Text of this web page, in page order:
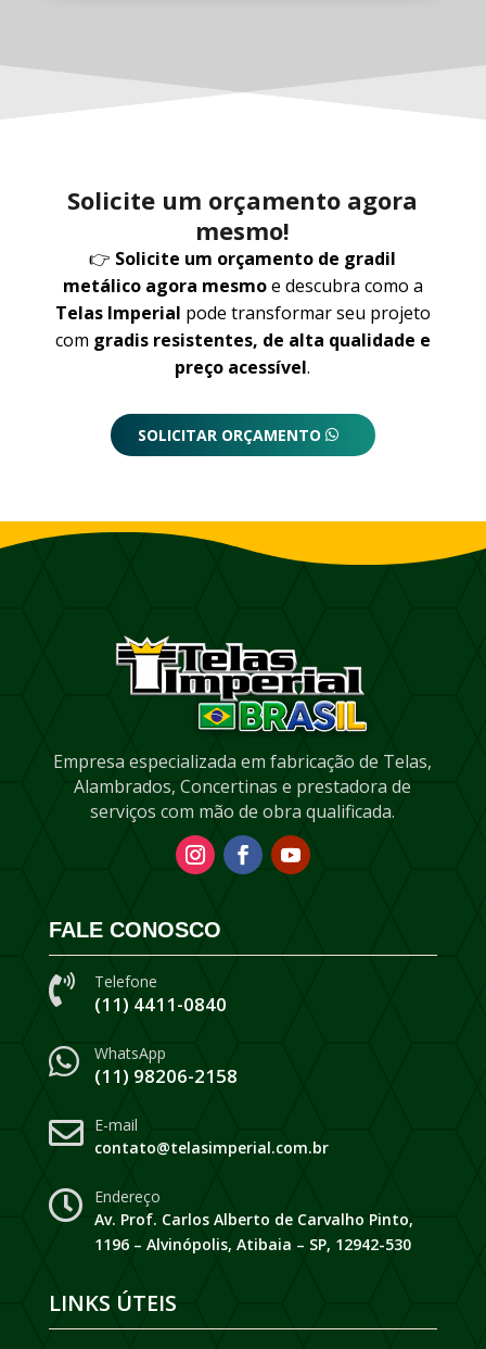
Solicite um orçamento agora
mesmo!
👉 Solicite um orçamento de gradil
metálico agora mesmoe descubra como a
Telas Imperial pode transformar seu projeto
com gradis resistentes, de alta qualidade e
preço acessível.
SOLICITAR ORÇAMENTO
Empresa especializada em fabricação de Telas,
Alambrados, Concertinas e prestadora de
serviços com mão de obra qualificada.
FALE CONOSCO
 Telefone
(11) 4411-0840
 WhatsApp
(11) 98206-2158
 E-mail
contato@telasimperial.com.br

Endereço
Av. Prof. Carlos Alberto de Carvalho Pinto,
1196 – Alvinópolis, Atibaia – SP, 12942-530
LINKS ÚTEIS